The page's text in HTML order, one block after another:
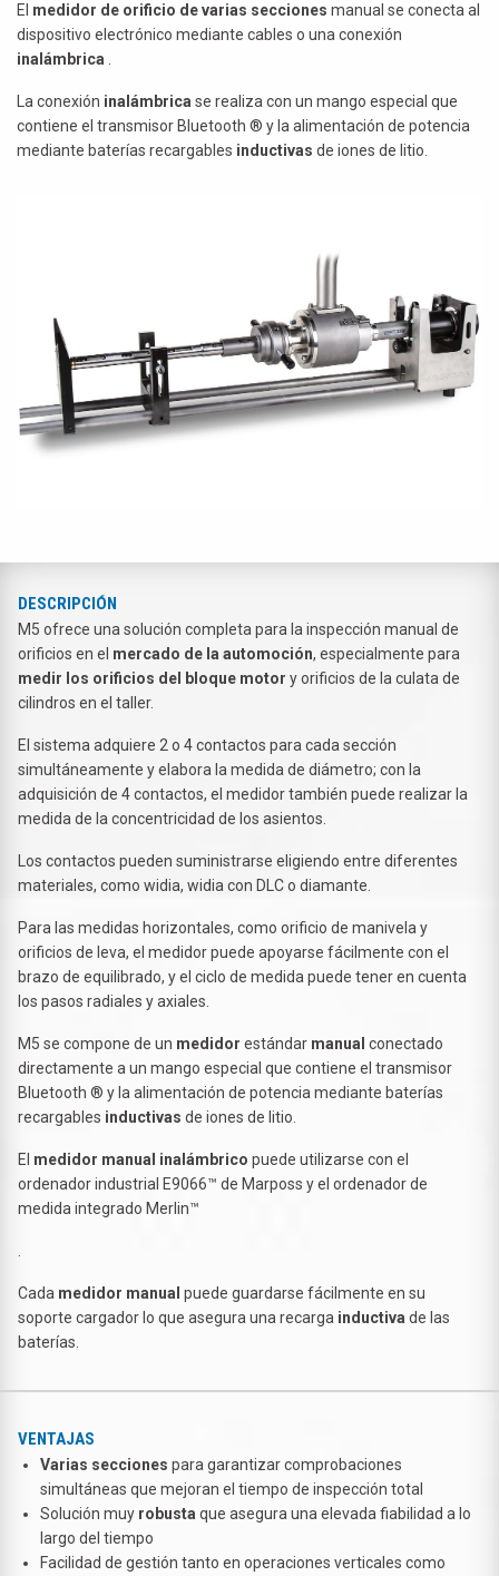
El medidor de orificio de varias secciones manual se conecta al
dispositivo electrónico mediante cables o una conexión
inalámbrica
La conexión inalámbrica se realiza con un mango especial que
contiene el transmisor Bluetooth ® y la alimentación de potencia
mediante baterías recargables inductivas de iones de litio.
DESCRIPCIÓN
M5 ofrece una solución completa para la inspección manual de
orificios en el mercado de la automoción, especialmente para
medir los orificios del bloque motor y orificios de la culata de
cilindros en el taller.
El sistema adquiere 2 o 4 contactos para cada sección
simultáneamente y elabora la medida de diámetro; con la
adquisición de 4 contactos, el medidor también puede realizar la
medida de la concentricidad de los asientos.
Los contactos pueden suministrarse eligiendo entre diferentes
materiales, como widia, widia con DLC o diamante.
Para las medidas horizontales, como orificio de manivela y
orificios de leva, el medidor puede apoyarse fácilmente con el
brazo de equilibrado, y el ciclo de medida puede tener en cuenta
los pasos radiales y axiales.
M5 se compone de un medidor estándar manual conectado
directamente a un mango especial que contiene el transmisor
Bluetooth ® y la alimentación de potencia mediante baterías
recargables inductivas de iones de litio.
El medidor manual inalámbrico puede utilizarse con el
ordenador industrial E9066™ de Marposs y el ordenador de
medida integrado Merlin™
Cada medidor manual puede guardarse fácilmente en su
soporte cargador lo que asegura una recarga inductiva de las
baterías.
VENTAJAS
Varias secciones para garantizar comprobaciones
simultáneas que mejoran el tiempo de inspección total
Solución muy robusta que asegura una elevada fiabilidad a lo
largo del tiempo
Facilidad de gestión tanto en operaciones verticales como